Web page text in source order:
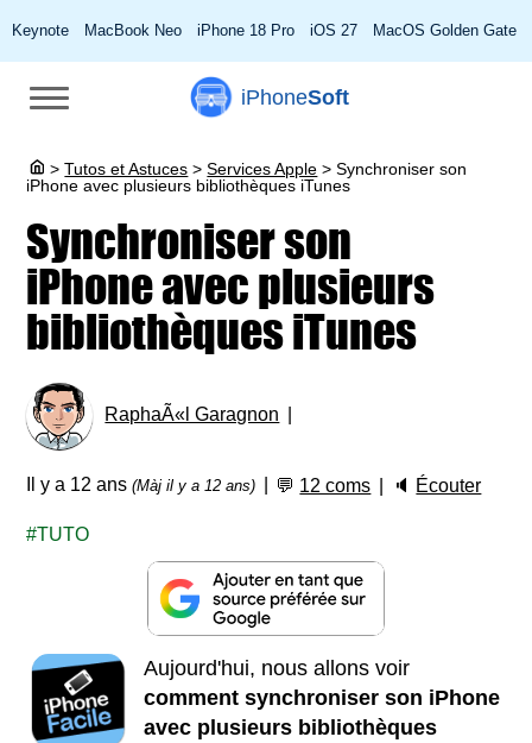
Keynote MacBook Neo iPhone 18 Pro iOS 27 MacOS Golden Gate
iPhoneSoft
> Tutos et Astuces > Services Apple > Synchroniser son
iPhone avec plusieurs bibliothèques iTunes
Synchroniser son
iPhone avec plusieurs
bibliothèques iTunes
RaphaÃ«l Garagnon
Il y a 12 ans(Màj il y a 12 ans) 💬 12 coms 🔈 Écouter
TUTO
Aujourd'hui, nous allons voir
comment synchroniser son iPhone
avec plusieurs bibliothèques